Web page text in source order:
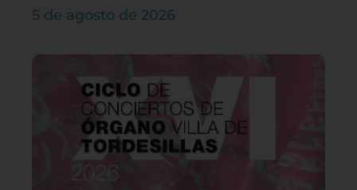
5 de agosto de 2026